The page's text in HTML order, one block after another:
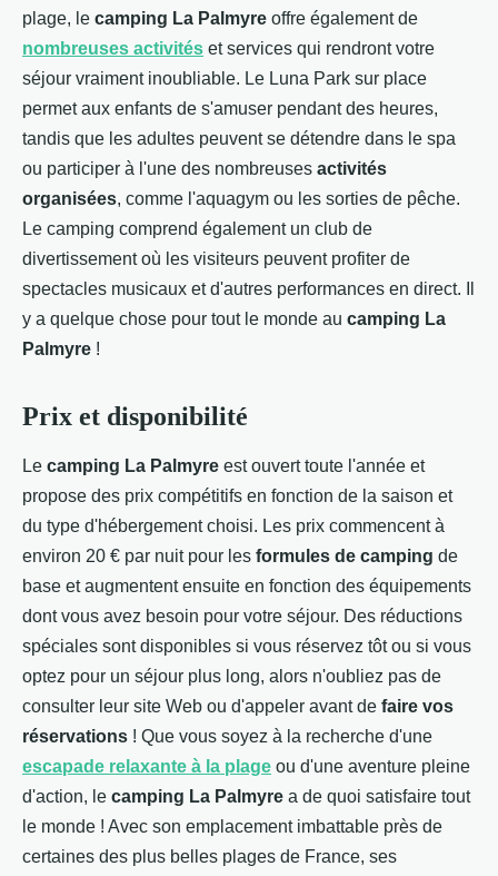
plage, le camping La Palmyre offre également de
nombreuses activités et services qui rendront votre
séjour vraiment inoubliable. Le Luna Park sur place
permet aux enfants de s'amuser pendant des heures,
tandis que les adultes peuvent se détendre dans le spa
ou participer à l'une des nombreuses activités
organisées, comme l'aquagym ou les sorties de pêche.
Le camping comprend également un club de
divertissement où les visiteurs peuvent profiter de
spectacles musicaux et d'autres performances en direct. Il
y a quelque chose pour tout le monde au camping La
Palmyre !
Prix et disponibilité
Le camping La Palmyre est ouvert toute l'année et
propose des prix compétitifs en fonction de la saison et
du type d'hébergement choisi. Les prix commencent à
environ 20 € par nuit pour les formules de camping de
base et augmentent ensuite en fonction des équipements
dont vous avez besoin pour votre séjour. Des réductions
spéciales sont disponibles si vous réservez tôt ou si vous
optez pour un séjour plus long, alors n'oubliez pas de
consulter leur site Web ou d'appeler avant de faire vos
réservations ! Que vous soyez à la recherche d'une
escapade relaxante à la plage ou d'une aventure pleine
d'action, le camping La Palmyre a de quoi satisfaire tout
le monde ! Avec son emplacement imbattable près de
certaines des plus belles plages de France, ses